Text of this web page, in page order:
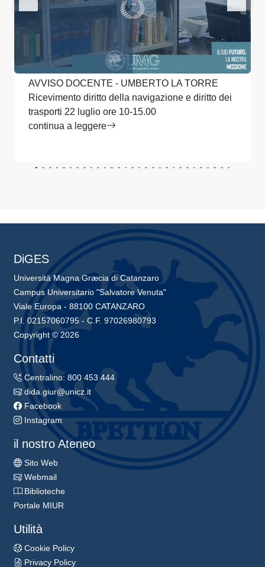
AVVISO DOCENTE - UMBERTO LA TORRE
Ricevimento diritto della navigazione e diritto dei
trasporti 22 luglio ore 10-15.00
continua a leggere
DiGES
Università Magna Græcia di Catanzaro
Campus Universitario "Salvatore Venuta"
Viale Europa - 88100 CATANZARO
P.I. 02157060795 - C.F. 97026980793
Copyright © 2026
Contatti
Centralino: 800 453 444
dida.giur@unicz.it
Facebook
Instagram
il nostro Ateneo
Sito Web
Webmail
Biblioteche
Portale MIUR
Utilità
Cookie Policy
Privacy Policy